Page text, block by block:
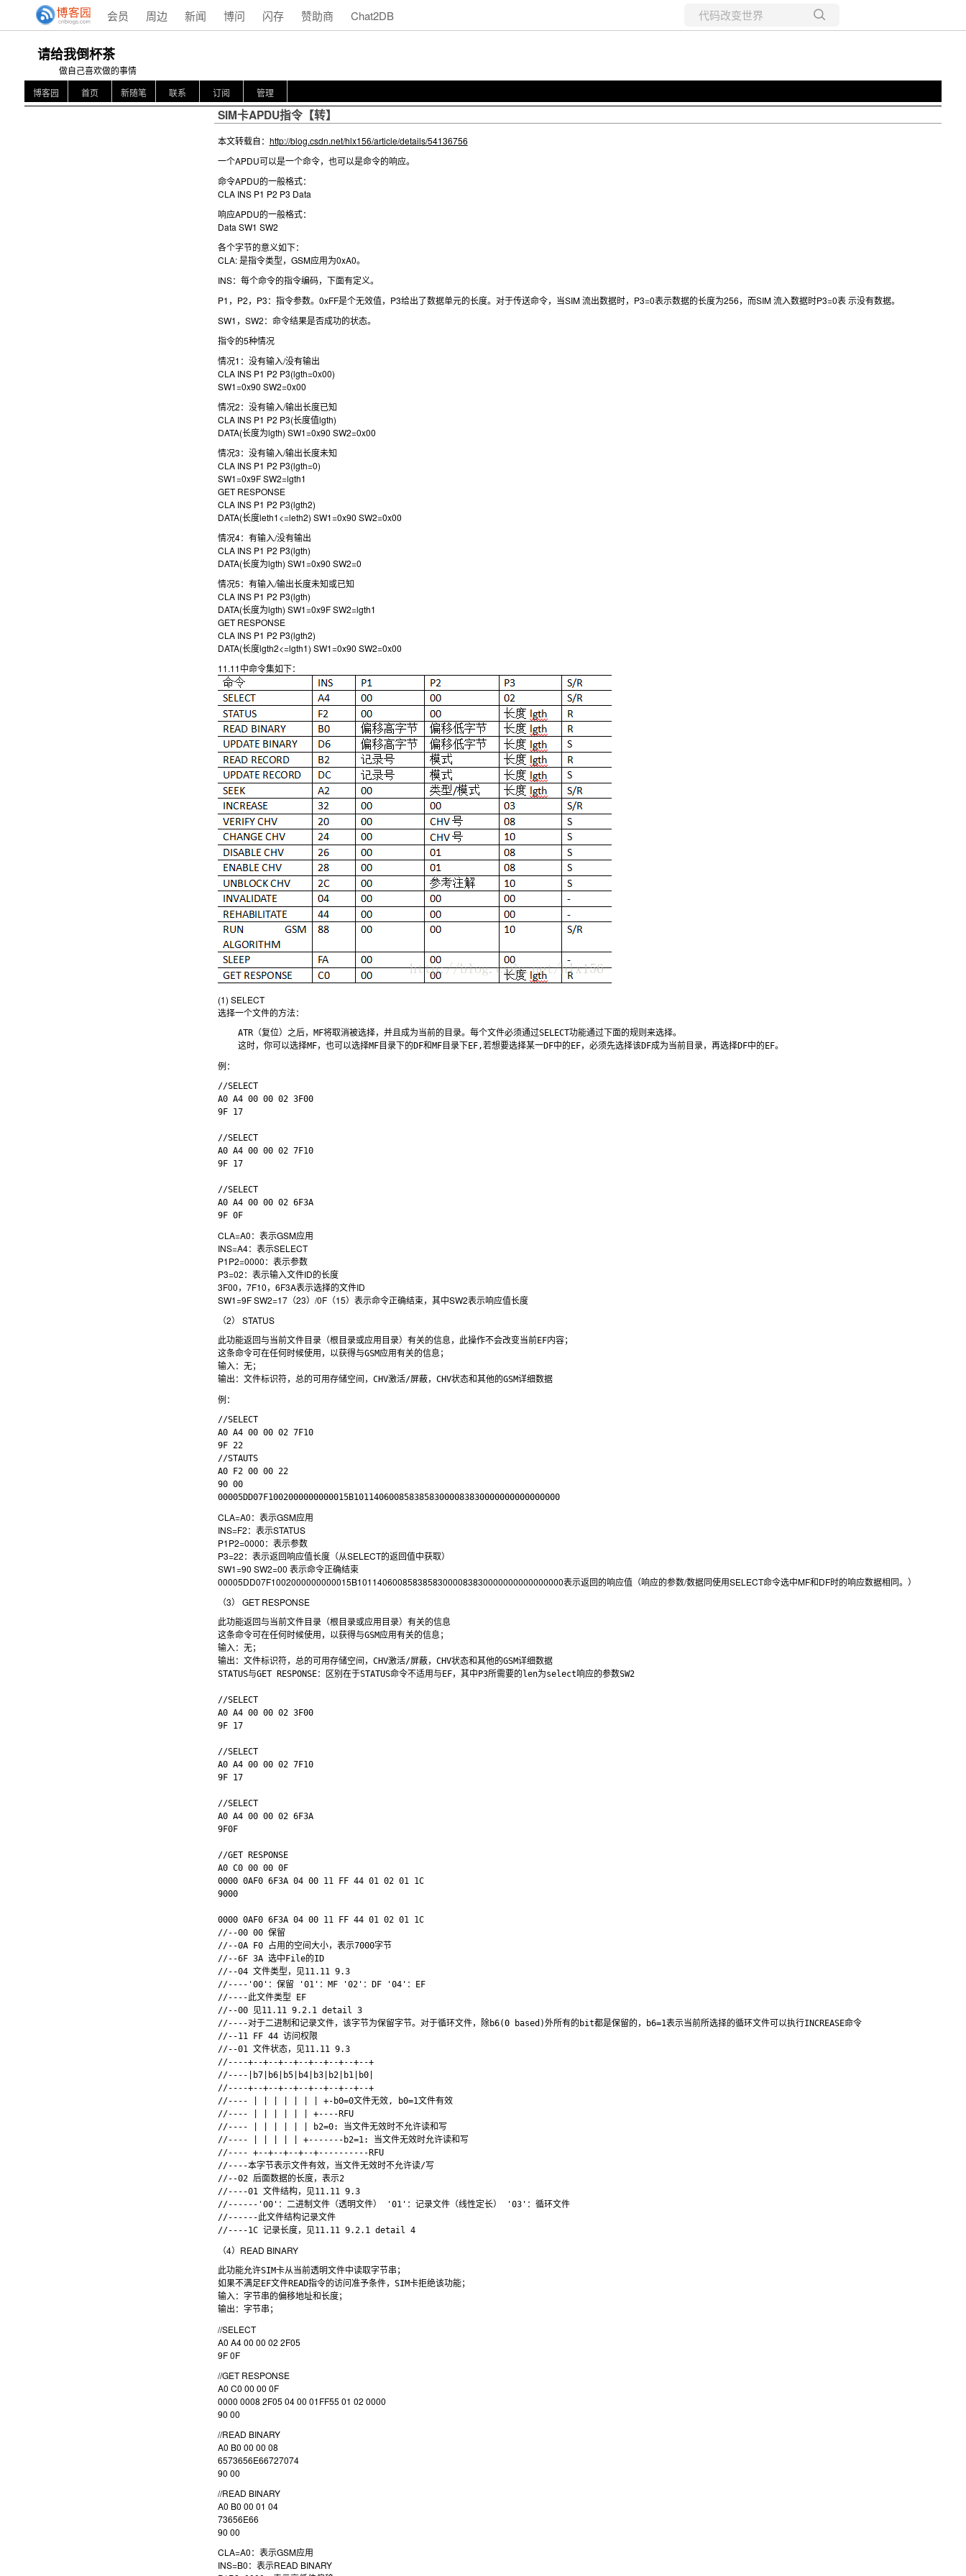
会员 周边 新闻 博问 闪存 赞助商 Chat2DB
请给我倒杯茶
做自己喜欢做的事情
博客园
首页 新随笔 联系 订阅 管理
SIM卡APDU指令【转】
本文转载自： http://blog.csdn.net/hlx156/article/details/54136756
一个APDU可以是一个命令，也可以是命令的响应。
命令APDU的一般格式：
CLA INS P1 P2 P3 Data
响应APDU的一般格式：
Data SW1 SW2
各个字节的意义如下：
CLA: 是指令类型，GSM应用为0xA0。
INS：每个命令的指令编码，下面有定义。
P1，P2，P3：指令参数。0xFF是个无效值，P3给出了数据单元的长度。对于传送命令，当SIM 流出数据时，P3=0表示数据的长度为256，而SIM 流入数据时P3=0表 示没有数据。
SW1，SW2：命令结果是否成功的状态。
指令的5种情况
情况1：没有输入/没有输出
CLA INS P1 P2 P3(lgth=0x00)
SW1=0x90 SW2=0x00
情况2：没有输入/输出长度已知
CLA INS P1 P2 P3(长度值lgth)
DATA(长度为lgth) SW1=0x90 SW2=0x00
情况3：没有输入/输出长度未知
CLA INS P1 P2 P3(lgth=0)
SW1=0x9F SW2=lgth1
GET RESPONSE
CLA INS P1 P2 P3(lgth2)
DATA(长度leth1<=leth2) SW1=0x90 SW2=0x00
情况4：有输入/没有输出
CLA INS P1 P2 P3(lgth)
DATA(长度为lgth) SW1=0x90 SW2=0
情况5：有输入/输出长度未知或已知
CLA INS P1 P2 P3(lgth)
DATA(长度为lgth) SW1=0x9F SW2=lgth1
GET RESPONSE
CLA INS P1 P2 P3(lgth2)
DATA(长度lgth2<=lgth1) SW1=0x90 SW2=0x00
11.11中命令集如下：
(1) SELECT
选择一个文件的方法：
    ATR（复位）之后，MF将取消被选择，并且成为当前的目录。每个文件必须通过SELECT功能通过下面的规则来选择。
例：
//SELECT
A0 A4 00 00 02 3F00
9F 17
//SELECT
A0 A4 00 00 02 7F10
9F 17
//SELECT
A0 A4 00 00 02 6F3A
9F 0F
CLA=A0：表示GSM应用
INS=A4：表示SELECT
P1P2=0000：表示参数
P3=02：表示输入文件ID的长度
3F00，7F10，6F3A表示选择的文件ID
SW1=9F SW2=17（23）/0F（15）表示命令正确结束，其中SW2表示响应值长度
（2） STATUS
此功能返回与当前文件目录（根目录或应用目录）有关的信息，此操作不会改变当前EF内容；
这条命令可在任何时候使用，以获得与GSM应用有关的信息；
输入：无；
输出：文件标识符，总的可用存储空间，CHV激活/屏蔽，CHV状态和其他的GSM详细数据
例：
//SELECT
A0 A4 00 00 02 7F10
9F 22
//STAUTS
A0 F2 00 00 22
90 00
00005DD07F1002000000000015B10114060085838583000083830000000000000000
CLA=A0：表示GSM应用
INS=F2：表示STATUS
P1P2=0000：表示参数
P3=22：表示返回响应值长度（从SELECT的返回值中获取）
SW1=90 SW2=00 表示命令正确结束
00005DD07F1002000000000015B10114060085838583000083830000000000000000表示返回的响应值（响应的参数/数据同使用SELECT命令选中MF和DF时的响应数据相同。）
（3） GET RESPONSE
此功能返回与当前文件目录（根目录或应用目录）有关的信息
这条命令可在任何时候使用，以获得与GSM应用有关的信息；
输入：无；
输出：文件标识符，总的可用存储空间，CHV激活/屏蔽，CHV状态和其他的GSM详细数据
STATUS与GET RESPONSE：区别在于STATUS命令不适用与EF，其中P3所需要的len为select响应的参数SW2
//SELECT
A0 A4 00 00 02 3F00
9F 17
//SELECT
A0 A4 00 00 02 7F10
9F 17
//SELECT
A0 A4 00 00 02 6F3A
9F0F
//GET RESPONSE
A0 C0 00 00 0F
0000 0AF0 6F3A 04 00 11 FF 44 01 02 01 1C
9000
0000 0AF0 6F3A 04 00 11 FF 44 01 02 01 1C
//--00 00 保留
//--0A F0 占用的空间大小，表示7000字节
//--6F 3A 选中File的ID
//--04 文件类型，见11.11 9.3
//----'00'：保留 '01'：MF '02'：DF '04'：EF
//----此文件类型 EF
//--00 见11.11 9.2.1 detail 3
//----对于二进制和记录文件，该字节为保留字节。对于循环文件，除b6(0 based)外所有的bit都是保留的，b6=1表示当前所选择的循环文件可以执行INCREASE命令
//--11 FF 44 访问权限
//--01 文件状态，见11.11 9.3
//----+--+--+--+--+--+--+--+--+
//----|b7|b6|b5|b4|b3|b2|b1|b0|
//----+--+--+--+--+--+--+--+--+
//---- | | | | | | | +-b0=0文件无效, b0=1文件有效
//---- | | | | | | +----RFU
//---- | | | | | | b2=0: 当文件无效时不允许读和写
//---- | | | | | +-------b2=1: 当文件无效时允许读和写
//---- +--+--+--+--+----------RFU
//----本字节表示文件有效，当文件无效时不允许读/写
//--02 后面数据的长度，表示2
//----01 文件结构，见11.11 9.3
//------'00'：二进制文件（透明文件） '01'：记录文件（线性定长） '03'：循环文件
//------此文件结构记录文件
//----1C 记录长度，见11.11 9.2.1 detail 4
（4）READ BINARY
此功能允许SIM卡从当前透明文件中读取字节串；
如果不满足EF文件READ指令的访问准予条件，SIM卡拒绝该功能；
输入：字节串的偏移地址和长度；
//SELECT
A0 A4 00 00 02 2F05
9F 0F
//GET RESPONSE
A0 C0 00 00 0F
0000 0008 2F05 04 00 01FF55 01 02 0000
90 00
//READ BINARY
A0 B0 00 00 08
6573656E66727074
90 00
//READ BINARY
A0 B0 00 01 04
73656E66
90 00
CLA=A0：表示GSM应用
INS=B0：表示READ BINARY